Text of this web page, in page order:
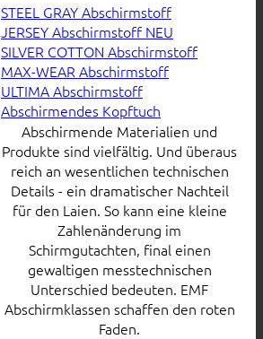
STEEL GRAY Abschirmstoff
JERSEY Abschirmstoff
SILVER COTTON Abschirmstoff
MAX-WEAR Abschirmstoff
ULTIMA Abschirmstoff
Abschirmendes Kopftuch
Abschirmende Materialien und
Produkte sind vielfältig. Und überaus
reich an wesentlichen technischen
Details - ein dramatischer Nachteil
für den Laien. So kann eine kleine
Zahlenänderung im
Schirmgutachten, final einen
gewaltigen messtechnischen
Unterschied bedeuten. EMF
Abschirmklassen schaffen den roten
Faden.